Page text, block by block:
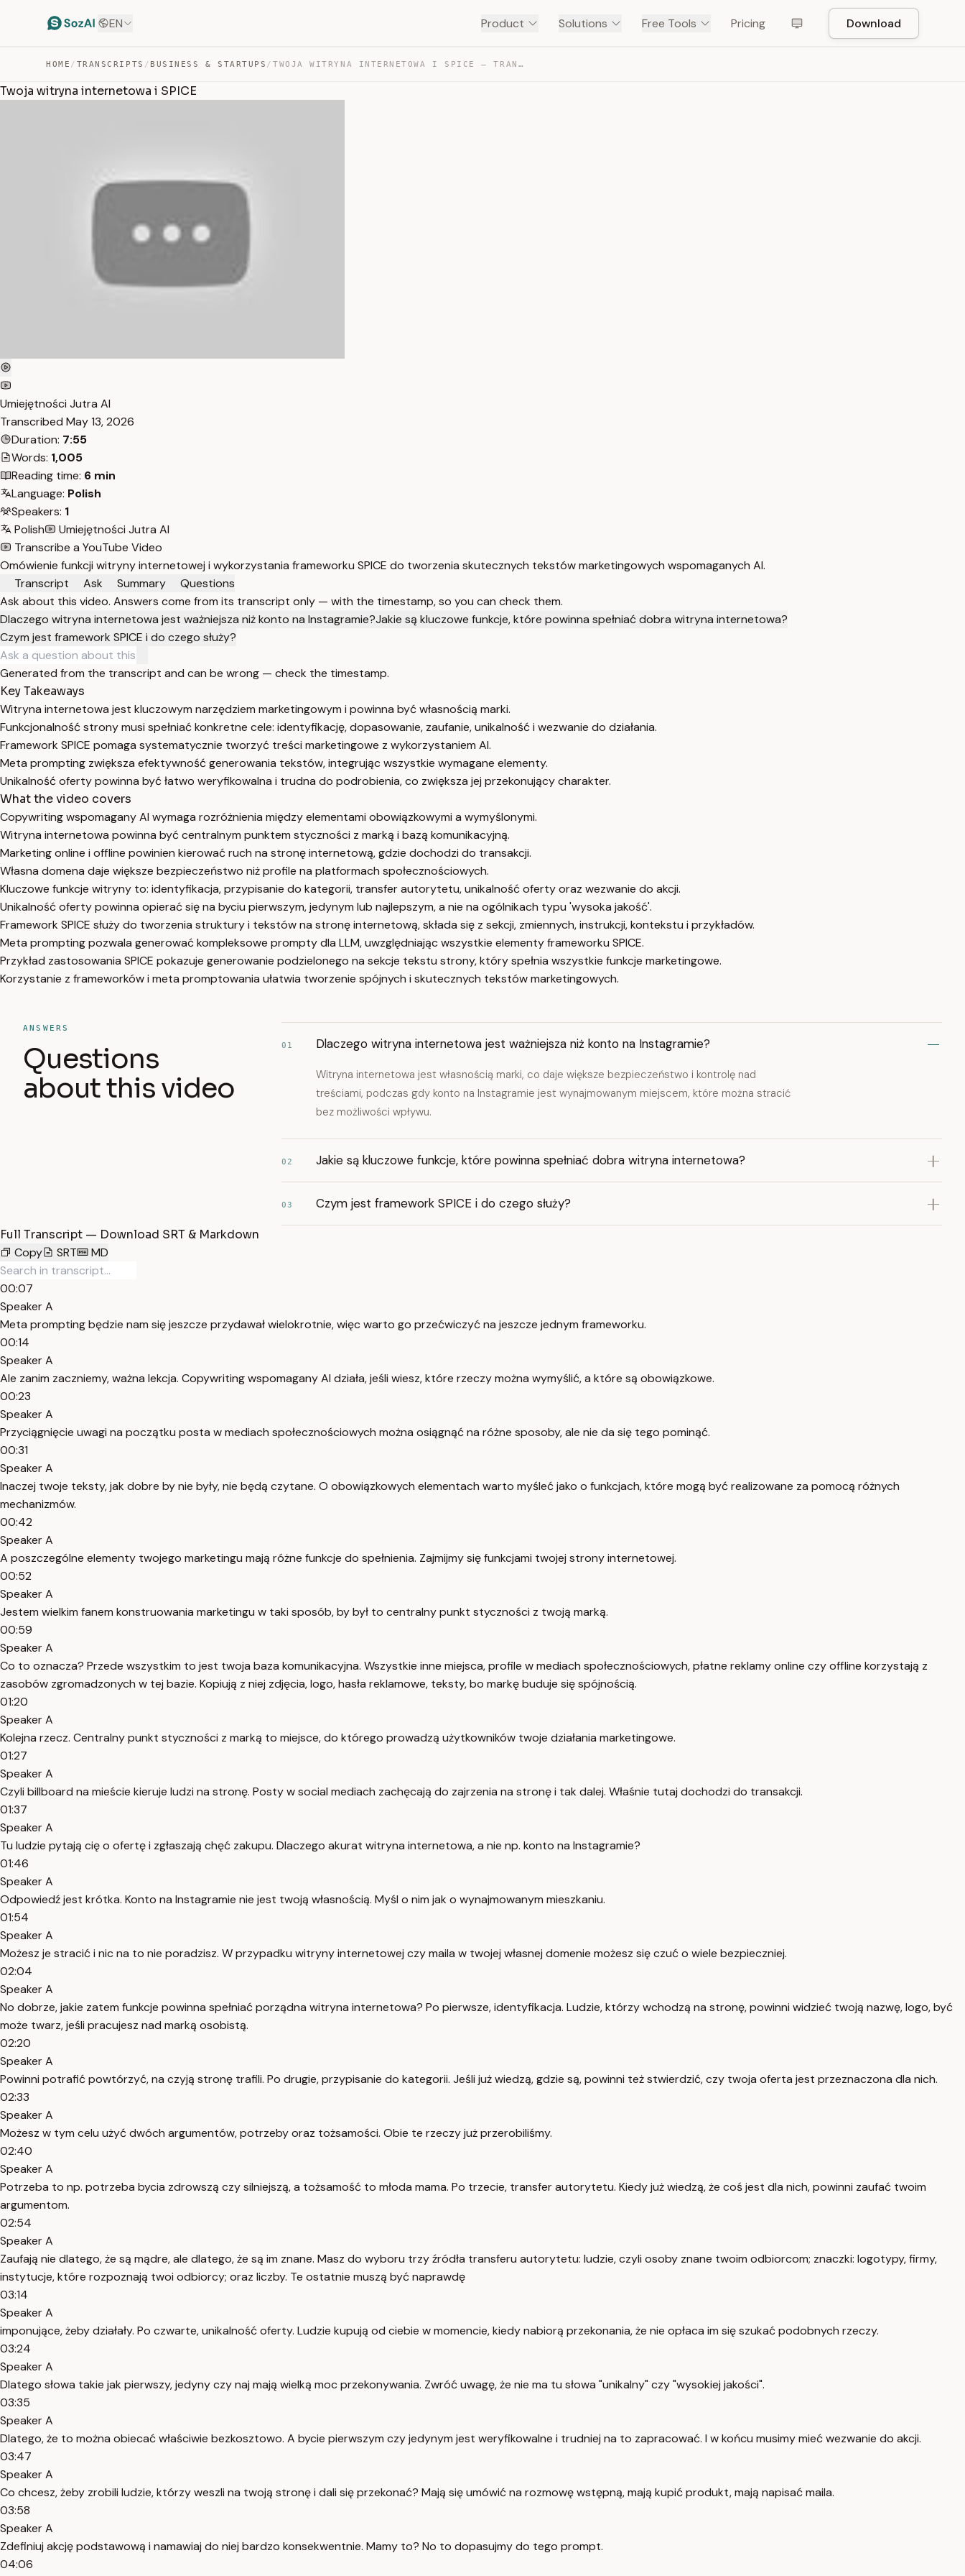
EN Product Solutions Free Tools Pricing Download
HOME / TRANSCRIPTS / BUSINESS & STARTUPS / TWOJA WITRYNA INTERNETOWA I SPICE — TRANSCRIPT
Twoja witryna internetowa i SPICE
Umiejętności Jutra AI
Transcribed May 13, 2026
Duration: 7:55
Words: 1,005
Reading time: 6 min
Language: Polish
Speakers: 1
Polish
Umiejętności Jutra AI
Transcribe a YouTube Video
Omówienie funkcji witryny internetowej i wykorzystania frameworku SPICE do tworzenia skutecznych tekstów marketingowych wspomaganych AI.
Transcript
Ask Summary
Questions
Ask about this video. Answers come from its transcript only — with the timestamp, so you can check them.
Dlaczego witryna internetowa jest ważniejsza niż konto na Instagramie?Jakie są kluczowe funkcje, które powinna spełniać dobra witryna internetowa?
Czym jest framework SPICE i do czego służy?
Generated from the transcript and can be wrong — check the timestamp.
Key Takeaways
Witryna internetowa jest kluczowym narzędziem marketingowym i powinna być własnością marki.
Funkcjonalność strony musi spełniać konkretne cele: identyfikację, dopasowanie, zaufanie, unikalność i wezwanie do działania.
Framework SPICE pomaga systematycznie tworzyć treści marketingowe z wykorzystaniem AI.
Meta prompting zwiększa efektywność generowania tekstów, integrując wszystkie wymagane elementy.
Unikalność oferty powinna być łatwo weryfikowalna i trudna do podrobienia, co zwiększa jej przekonujący charakter.
What the video covers
Copywriting wspomagany AI wymaga rozróżnienia między elementami obowiązkowymi a wymyślonymi.
Witryna internetowa powinna być centralnym punktem styczności z marką i bazą komunikacyjną.
Marketing online i offline powinien kierować ruch na stronę internetową, gdzie dochodzi do transakcji.
Własna domena daje większe bezpieczeństwo niż profile na platformach społecznościowych.
Kluczowe funkcje witryny to: identyfikacja, przypisanie do kategorii, transfer autorytetu, unikalność oferty oraz wezwanie do akcji.
Unikalność oferty powinna opierać się na byciu pierwszym, jedynym lub najlepszym, a nie na ogólnikach typu 'wysoka jakość'.
Framework SPICE służy do tworzenia struktury i tekstów na stronę internetową, składa się z sekcji, zmiennych, instrukcji, kontekstu i przykładów.
Meta prompting pozwala generować kompleksowe prompty dla LLM, uwzględniając wszystkie elementy frameworku SPICE.
Przykład zastosowania SPICE pokazuje generowanie podzielonego na sekcje tekstu strony, który spełnia wszystkie funkcje marketingowe.
Korzystanie z frameworków i meta promptowania ułatwia tworzenie spójnych i skutecznych tekstów marketingowych.
ANSWERS
Questions
about this video
01 Dlaczego witryna internetowa jest ważniejsza niż konto na Instagramie?
Witryna internetowa jest własnością marki, co daje większe bezpieczeństwo i kontrolę nad
treściami, podczas gdy konto na Instagramie jest wynajmowanym miejscem, które można stracić
bez możliwości wpływu.
02 Jakie są kluczowe funkcje, które powinna spełniać dobra witryna internetowa?
03 Czym jest framework SPICE i do czego służy?
Full Transcript — Download SRT & Markdown
Copy
SRT MD
00:07
Speaker A
Meta prompting będzie nam się jeszcze przydawał wielokrotnie, więc warto go przećwiczyć na jeszcze jednym frameworku.
00:14
Speaker A
Ale zanim zaczniemy, ważna lekcja. Copywriting wspomagany AI działa, jeśli wiesz, które rzeczy można wymyślić, a które są obowiązkowe.
00:23
Speaker A
Przyciągnięcie uwagi na początku posta w mediach społecznościowych można osiągnąć na różne sposoby, ale nie da się tego pominąć.
00:31
Speaker A
Inaczej twoje teksty, jak dobre by nie były, nie będą czytane. O obowiązkowych elementach warto myśleć jako o funkcjach, które mogą być realizowane za pomocą różnych
mechanizmów.
00:42
Speaker A
A poszczególne elementy twojego marketingu mają różne funkcje do spełnienia. Zajmijmy się funkcjami twojej strony internetowej.
00:52
Speaker A
Jestem wielkim fanem konstruowania marketingu w taki sposób, by był to centralny punkt styczności z twoją marką.
00:59
Speaker A
Co to oznacza? Przede wszystkim to jest twoja baza komunikacyjna. Wszystkie inne miejsca, profile w mediach społecznościowych, płatne reklamy online czy offline korzystają z
zasobów zgromadzonych w tej bazie. Kopiują z niej zdjęcia, logo, hasła reklamowe, teksty, bo markę buduje się spójnością.
01:20
Speaker A
Kolejna rzecz. Centralny punkt styczności z marką to miejsce, do którego prowadzą użytkowników twoje działania marketingowe.
01:27
Speaker A
Czyli billboard na mieście kieruje ludzi na stronę. Posty w social mediach zachęcają do zajrzenia na stronę i tak dalej. Właśnie tutaj dochodzi do transakcji.
01:37
Speaker A
Tu ludzie pytają cię o ofertę i zgłaszają chęć zakupu. Dlaczego akurat witryna internetowa, a nie np. konto na Instagramie?
01:46
Speaker A
Odpowiedź jest krótka. Konto na Instagramie nie jest twoją własnością. Myśl o nim jak o wynajmowanym mieszkaniu.
01:54
Speaker A
Możesz je stracić i nic na to nie poradzisz. W przypadku witryny internetowej czy maila w twojej własnej domenie możesz się czuć o wiele bezpieczniej.
02:04
Speaker A
No dobrze, jakie zatem funkcje powinna spełniać porządna witryna internetowa? Po pierwsze, identyfikacja. Ludzie, którzy wchodzą na stronę, powinni widzieć twoją nazwę, logo, być
może twarz, jeśli pracujesz nad marką osobistą.
02:20
Speaker A
Powinni potrafić powtórzyć, na czyją stronę trafili. Po drugie, przypisanie do kategorii. Jeśli już wiedzą, gdzie są, powinni też stwierdzić, czy twoja oferta jest przeznaczona dla nich.
02:33
Speaker A
Możesz w tym celu użyć dwóch argumentów, potrzeby oraz tożsamości. Obie te rzeczy już przerobiliśmy.
02:40
Speaker A
Potrzeba to np. potrzeba bycia zdrowszą czy silniejszą, a tożsamość to młoda mama. Po trzecie, transfer autorytetu. Kiedy już wiedzą, że coś jest dla nich, powinni zaufać twoim
argumentom.
02:54
Speaker A
Zaufają nie dlatego, że są mądre, ale dlatego, że są im znane. Masz do wyboru trzy źródła transferu autorytetu: ludzie, czyli osoby znane twoim odbiorcom; znaczki: logotypy, firmy,
instytucje, które rozpoznają twoi odbiorcy; oraz liczby. Te ostatnie muszą być naprawdę
03:14
Speaker A
imponujące, żeby działały. Po czwarte, unikalność oferty. Ludzie kupują od ciebie w momencie, kiedy nabiorą przekonania, że nie opłaca im się szukać podobnych rzeczy.
03:24
Speaker A
Dlatego słowa takie jak pierwszy, jedyny czy naj mają wielką moc przekonywania. Zwróć uwagę, że nie ma tu słowa "unikalny" czy "wysokiej jakości".
03:35
Speaker A
Dlatego, że to można obiecać właściwie bezkosztowo. A bycie pierwszym czy jedynym jest weryfikowalne i trudniej na to zapracować. I w końcu musimy mieć wezwanie do akcji.
03:47
Speaker A
Co chcesz, żeby zrobili ludzie, którzy weszli na twoją stronę i dali się przekonać? Mają się umówić na rozmowę wstępną, mają kupić produkt, mają napisać maila.
03:58
Speaker A
Zdefiniuj akcję podstawową i namawiaj do niej bardzo konsekwentnie. Mamy to? No to dopasujmy do tego prompt.
04:06